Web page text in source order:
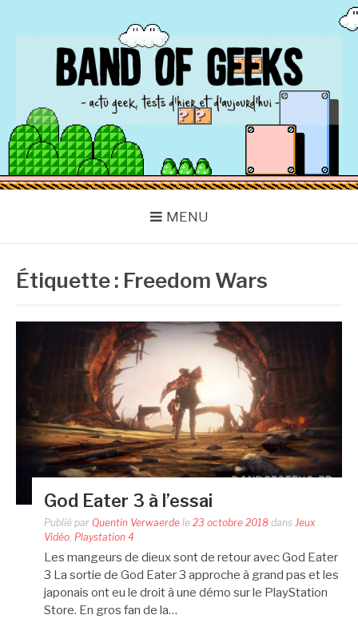
BAND OF GEEKS
Actu Geek d'hier et d'aujourd'hui
MENU
Étiquette : Freedom Wars
God Eater 3 à l’essai
Publié par Quentin Verwaerde le 23 octobre 2018 dans Jeux
Vidéo, Playstation 4
Les mangeurs de dieux sont de retour avec God Eater
3 La sortie de God Eater 3 approche à grand pas et les
japonais ont eu le droit à une démo sur le PlayStation
Store. En gros fan de la…